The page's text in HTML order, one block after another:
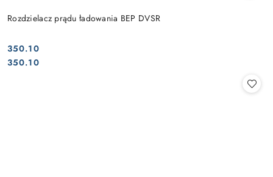
Rozdzielacz prądu ładowania BEP DVSR
Cena:
350.10
Cena:
350.10